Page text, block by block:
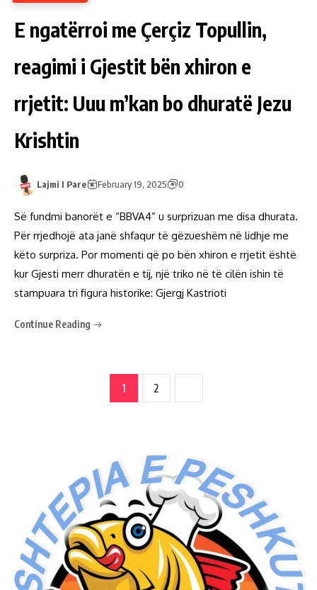
E ngatërroi me Çerçiz Topullin,
reagimi i Gjestit bën xhiron e
rrjetit: Uuu m’kan bo dhuratë Jezu
Krishtin
Lajmi I Pare February 19, 2025 0
Së fundmi banorët e “BBVA4” u surprizuan me disa dhurata.
Për rrjedhojë ata janë shfaqur të gëzueshëm në lidhje me
këto surpriza. Por momenti që po bën xhiron e rrjetit është
kur Gjesti merr dhuratën e tij, një triko në të cilën ishin të
stampuara tri figura historike: Gjergj Kastrioti
Continue Reading
1 2